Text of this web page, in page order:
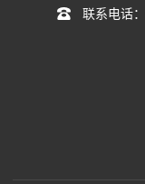
联系电话：